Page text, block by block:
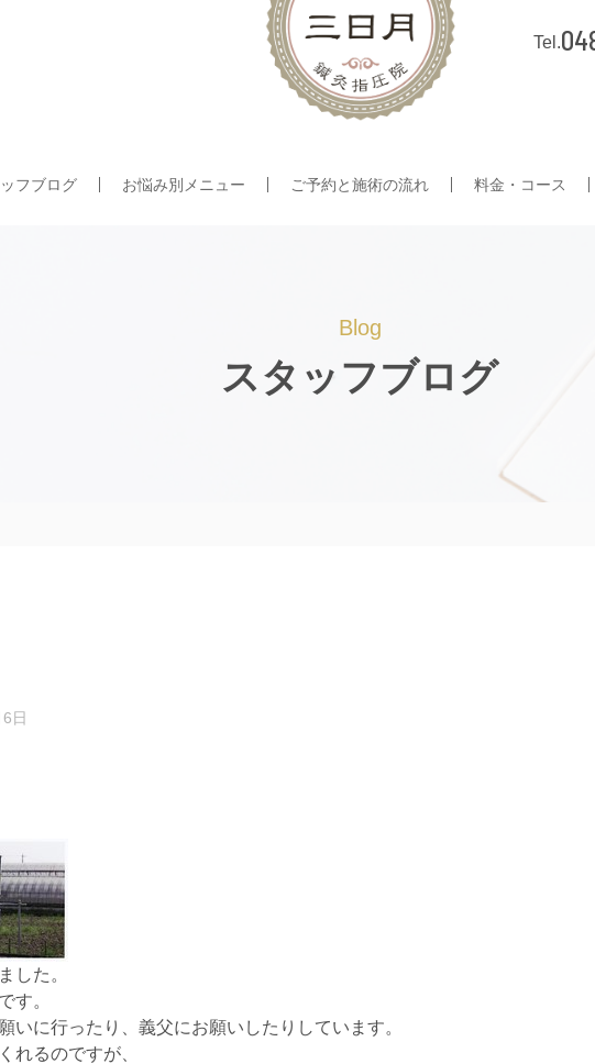
フブログ お悩み別メニュー ご予約と施術の流れ 料金・コース
Blog
スタッフブログ
日
した。
す。
いに行ったり、義父にお願いしたりしています。
れるのですが、